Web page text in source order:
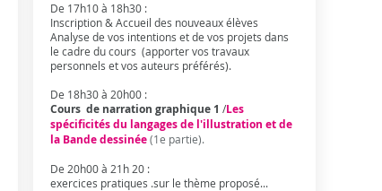
De 17h10 à 18h30 :
Inscription & Accueil des nouveaux élèves
Analyse de vos intentions et de vos projets dans
le cadre du cours (apporter vos travaux
personnels et vos auteurs préférés).
De 18h30 à 20h00 :
Cours de narration graphique 1 /Les
spécificités du langages de l'illustration et de
la Bande dessinée(1e partie).
De 20h00 à 21h 20 :
exercices pratiques .sur le thème proposé...